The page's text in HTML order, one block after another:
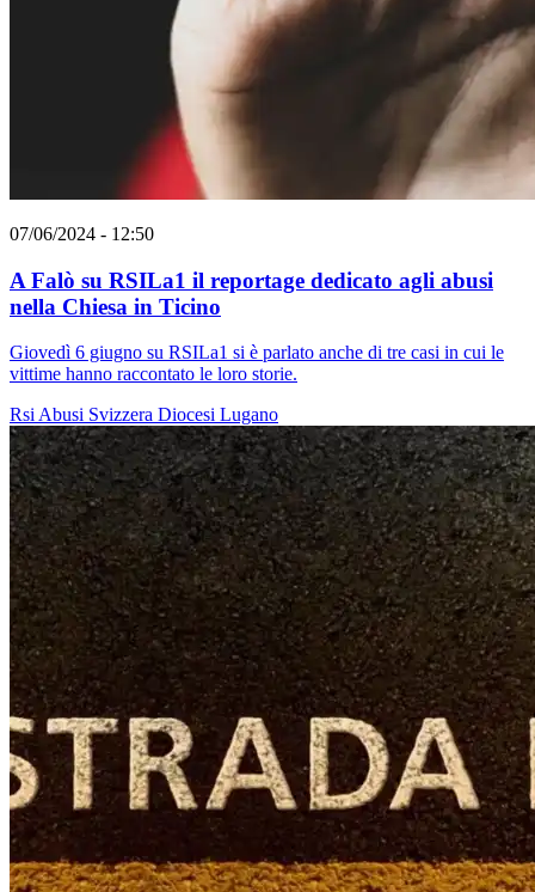
07/06/2024 - 12:50
A Falò su RSILa1 il reportage dedicato agli abusi
nella Chiesa in Ticino
Giovedì 6 giugno su RSILa1 si è parlato anche di tre casi in cui le
vittime hanno raccontato le loro storie.
RsiAbusi Svizzera Diocesi Lugano